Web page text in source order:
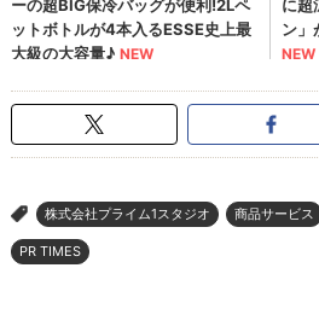
> 株式会社プライム1スタジオ 商品サービス
PR TIMES